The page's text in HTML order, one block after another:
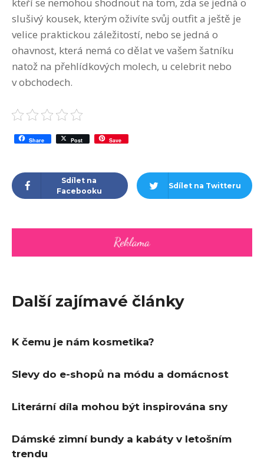
slušivý kousek, kterým oživíte svůj outfit a ještě je
velice praktickou záležitostí, nebo se jedná o
ohavnost, která nemá co dělat ve vašem šatníku
natož na přehlídkových molech, u celebrit nebo
v obchodech.
Share Post Save
Sdílet na
Facebooku
Sdílet na Twitteru
Další zajímavé články
K čemu je nám kosmetika?
Slevy do e-shopů na módu a domácnost
Literární díla mohou být inspirována sny
Dámské zimní bundy a kabáty v letošním
trendu